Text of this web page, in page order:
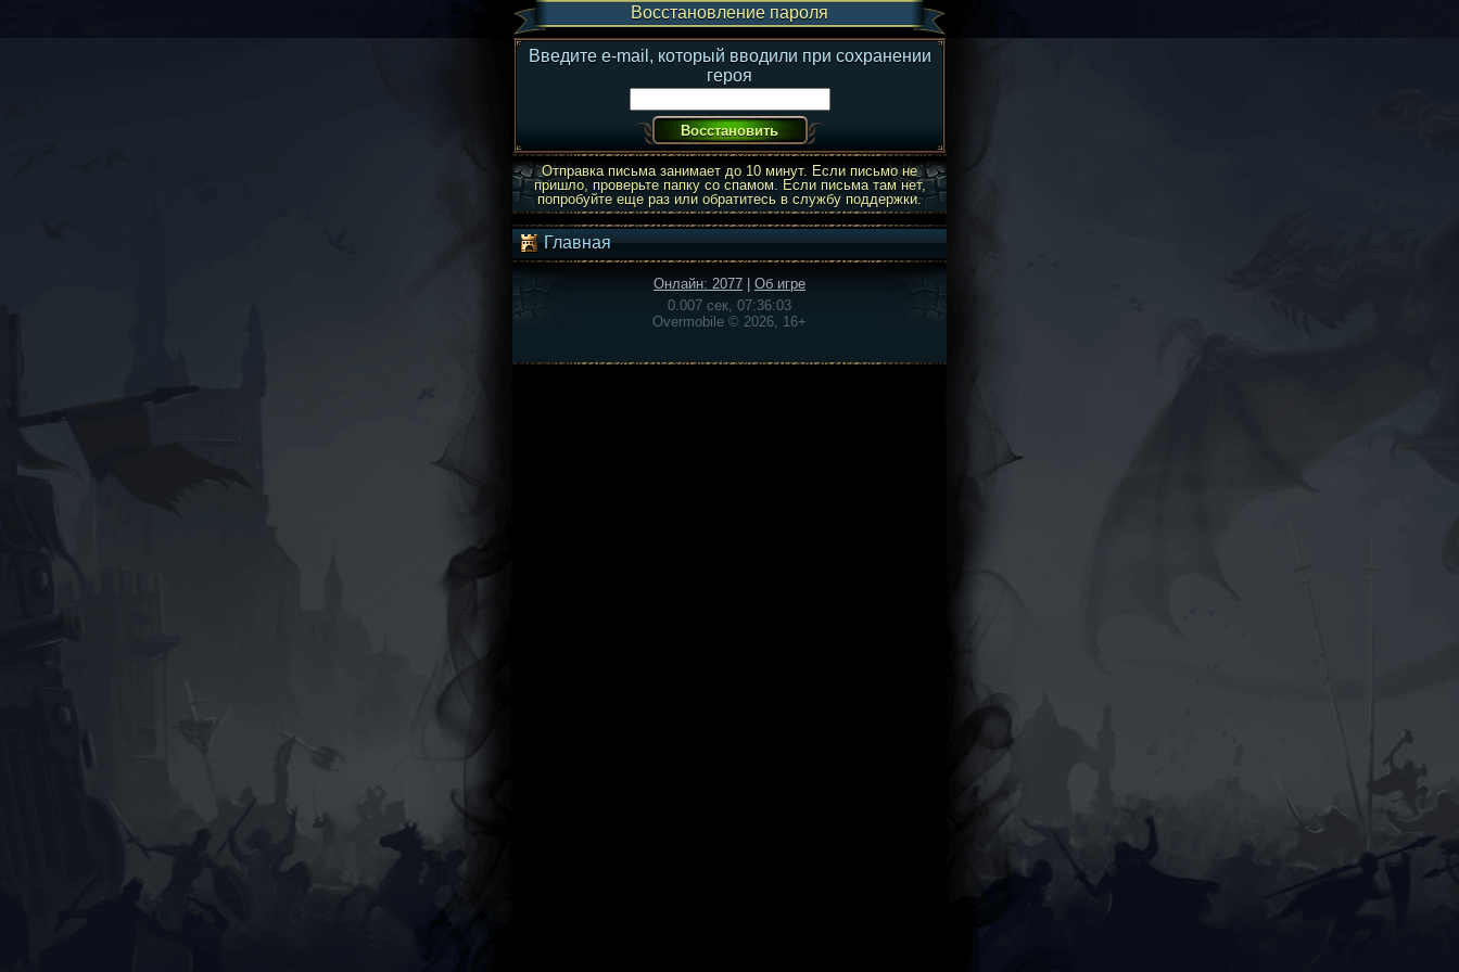
Восстановление пароля
Введите e-mail, который вводили при сохранении
героя
Отправка письма занимает до 10 минут. Если письмо не
пришло, проверьте папку со спамом. Если письма там нет,
попробуйте еще раз или обратитесь в службу поддержки.
Главная
Онлайн: 2077
Об игре
0.007 сек, 07:36:03
Overmobile © 2026, 16+